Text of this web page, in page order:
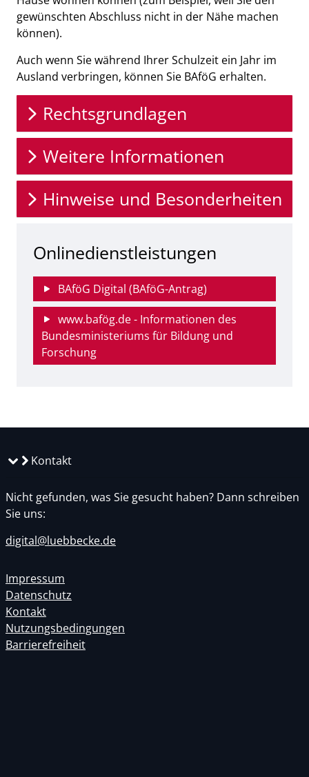
gewünschten Abschluss nicht in der Nähe machen
können).
Auch wenn Sie während Ihrer Schulzeit ein Jahr im
Ausland verbringen, können Sie BAföG erhalten.
Rechtsgrundlagen
Weitere Informationen
Hinweise und Besonderheiten
Onlinedienstleistungen
BAföG Digital (BAföG-Antrag)
www.bafög.de - Informationen des
Bundesministeriums für Bildung und
Forschung
Kontakt
Nicht gefunden, was Sie gesucht haben? Dann schreiben
Sie uns:
digital@luebbecke.de
Impressum
Datenschutz
Kontakt
Nutzungsbedingungen
Barrierefreiheit